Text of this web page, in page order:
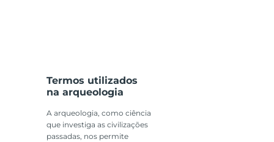
Termos utilizados
na arqueologia
A arqueologia, como ciência
que investiga as civilizações
passadas, nos permite